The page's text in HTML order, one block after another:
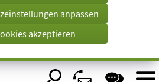
anpassen
akzeptieren